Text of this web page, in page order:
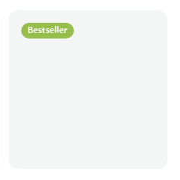
Bestseller